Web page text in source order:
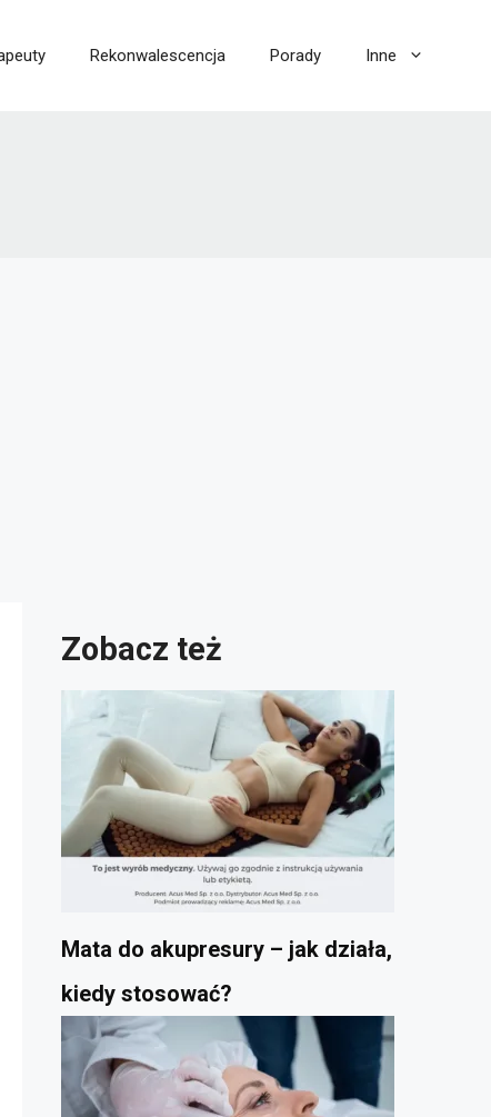
Rekonwalescencja Porady Inne
Zobacz też
Mata do akupresury – jak działa,
kiedy stosować?